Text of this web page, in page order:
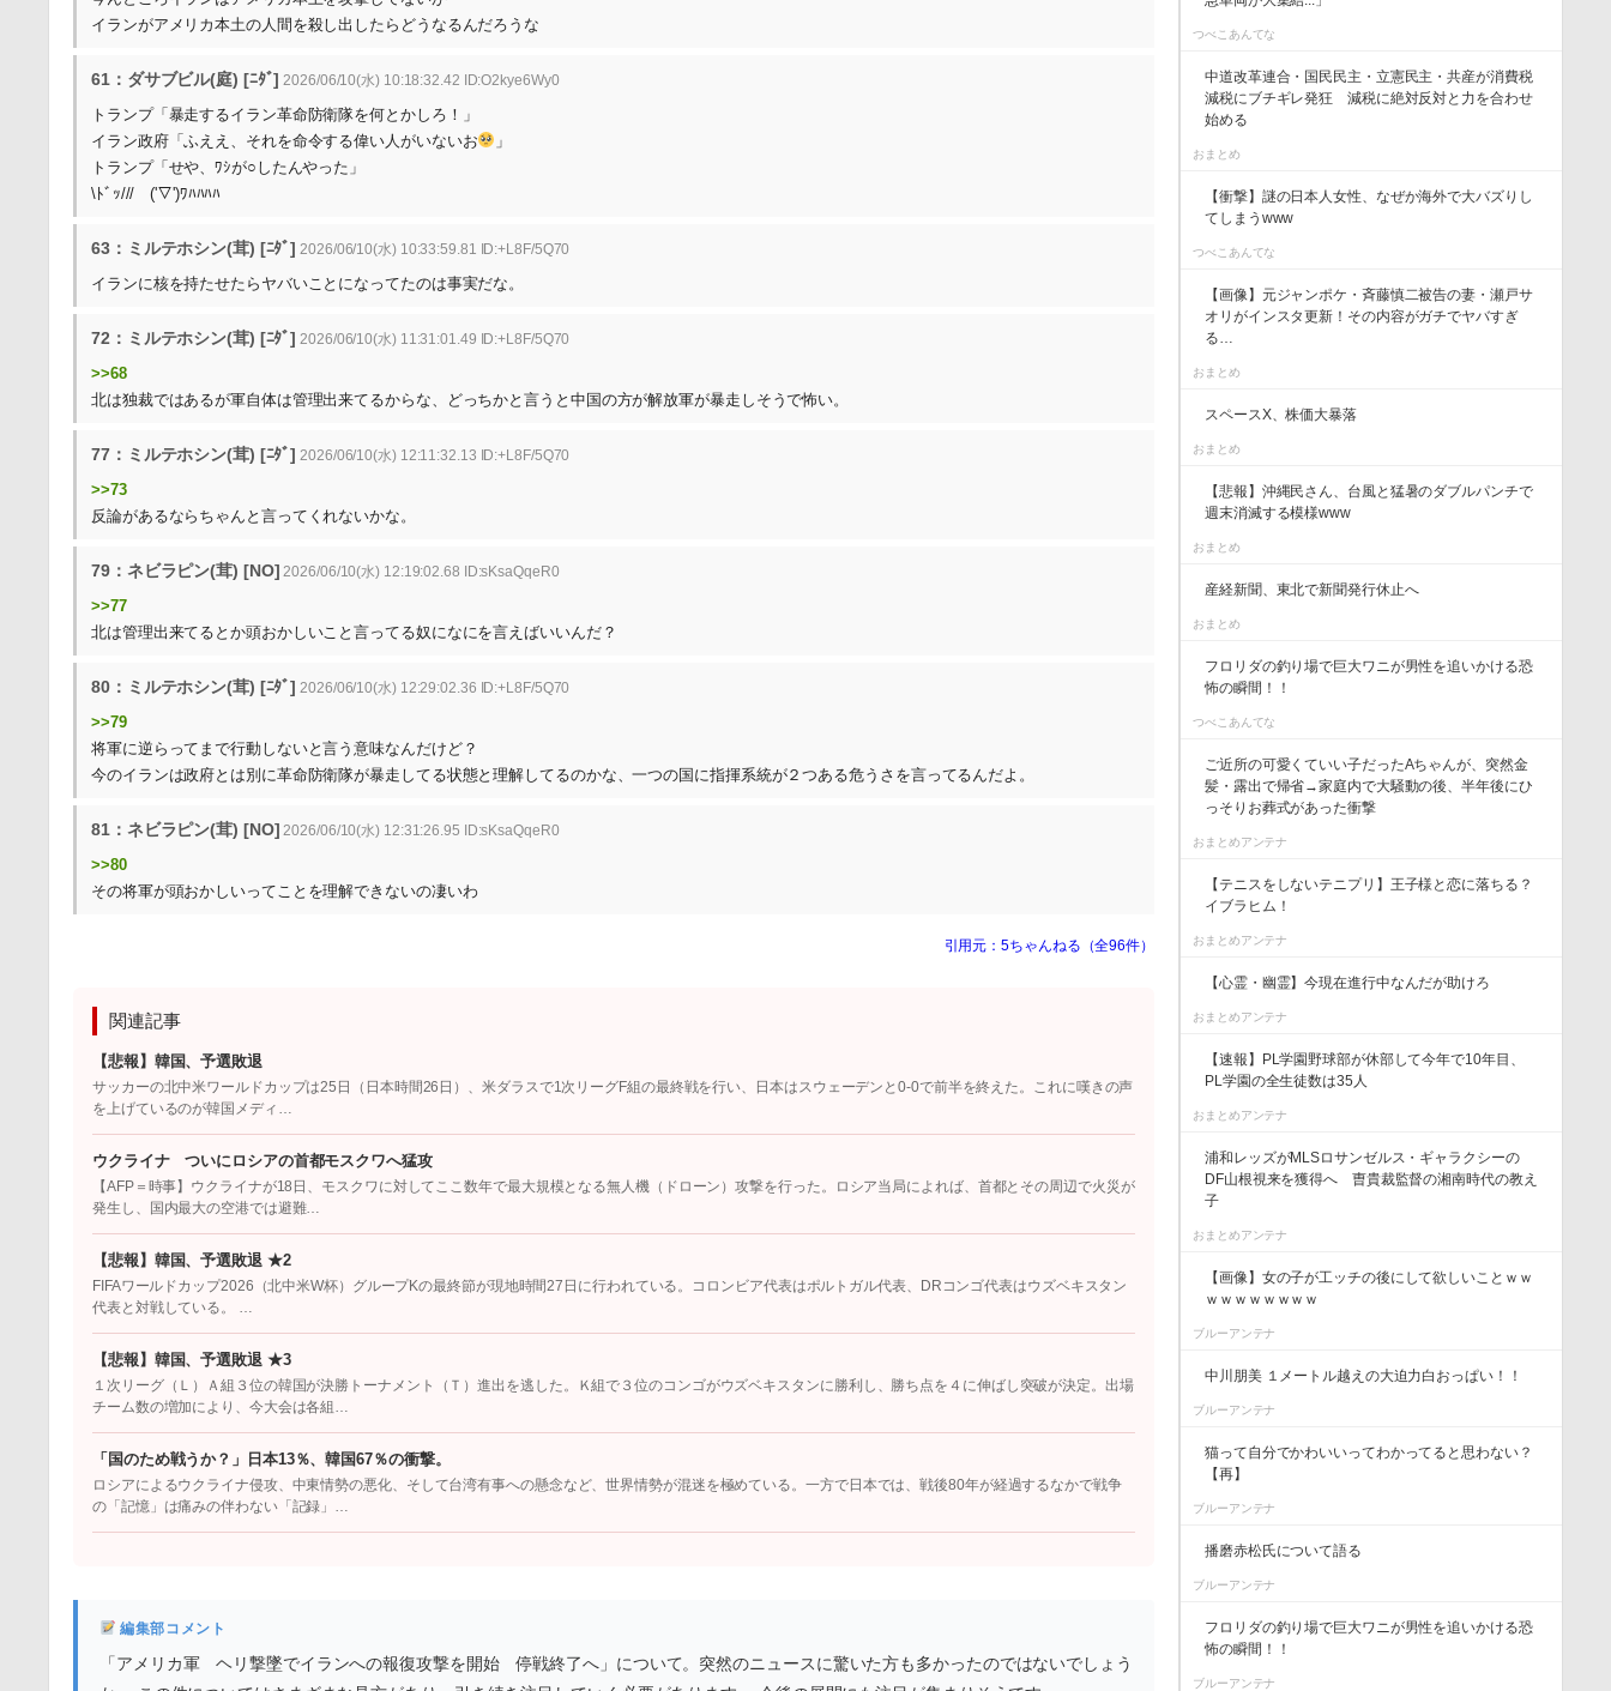
イランがアメリカ本土の人間を殺し出したらどうなるんだろうな
61：ダサブビル(庭) [ﾆﾀﾞ] 2026/06/10(水) 10:18:32.42 ID:O2kye6Wy0
トランプ「暴走するイラン革命防衛隊を何とかしろ！」
イラン政府「ふええ、それを命令する偉い人がいないお
」
トランプ「せや、ﾜｼが○したんやった」
\ﾄﾞｯ/// ('▽')ﾜﾊﾊﾊﾊ
63：ミルテホシン(茸) [ﾆﾀﾞ] 2026/06/10(水) 10:33:59.81 ID:+L8F/5Q70
イランに核を持たせたらヤバいことになってたのは事実だな。
72：ミルテホシン(茸) [ﾆﾀﾞ] 2026/06/10(水) 11:31:01.49 ID:+L8F/5Q70
>>68
北は独裁ではあるが軍自体は管理出来てるからな、どっちかと言うと中国の方が解放軍が暴走しそうで怖い。
77：ミルテホシン(茸) [ﾆﾀﾞ] 2026/06/10(水) 12:11:32.13 ID:+L8F/5Q70
>>73
反論があるならちゃんと言ってくれないかな。
79：ネビラピン(茸) [NO] 2026/06/10(水) 12:19:02.68 ID:sKsaQqeR0
>>77
北は管理出来てるとか頭おかしいこと言ってる奴になにを言えばいいんだ？
80：ミルテホシン(茸) [ﾆﾀﾞ] 2026/06/10(水) 12:29:02.36 ID:+L8F/5Q70
>>79
将軍に逆らってまで行動しないと言う意味なんだけど？
今のイランは政府とは別に革命防衛隊が暴走してる状態と理解してるのかな、一つの国に指揮系統が２つある危うさを言ってるんだよ。
81：ネビラピン(茸) [NO] 2026/06/10(水) 12:31:26.95 ID:sKsaQqeR0
>>80
その将軍が頭おかしいってことを理解できないの凄いわ
引用元：5ちゃんねる（全96件）
関連記事
【悲報】韓国、予選敗退
サッカーの北中米ワールドカップは25日（日本時間26日）、米ダラスで1次リーグF組の最終戦を行い、日本はスウェーデンと0-0で前半を終えた。これに嘆きの声
を上げているのが韓国メディ…
ウクライナ ついにロシアの首都モスクワへ猛攻
【AFP＝時事】ウクライナが18日、モスクワに対してここ数年で最大規模となる無人機（ドローン）攻撃を行った。ロシア当局によれば、首都とその周辺で火災が
発生し、国内最大の空港では避難…
【悲報】韓国、予選敗退 ★2
FIFAワールドカップ2026（北中米W杯）グループKの最終節が現地時間27日に行われている。コロンビア代表はポルトガル代表、DRコンゴ代表はウズベキスタン
代表と対戦している。 …
【悲報】韓国、予選敗退 ★3
１次リーグ（Ｌ）Ａ組３位の韓国が決勝トーナメント（Ｔ）進出を逃した。Ｋ組で３位のコンゴがウズベキスタンに勝利し、勝ち点を４に伸ばし突破が決定。出場
チーム数の増加により、今大会は各組…
「国のため戦うか？」日本13％、韓国67％の衝撃。
ロシアによるウクライナ侵攻、中東情勢の悪化、そして台湾有事への懸念など、世界情勢が混迷を極めている。一方で日本では、戦後80年が経過するなかで戦争
の「記憶」は痛みの伴わない「記録」…
編集部コメント
「アメリカ軍 ヘリ撃墜でイランへの報復攻撃を開始 停戦終了へ」について。突然のニュースに驚いた方も多かったのではないでしょう
つべこあんてな
中道改革連合・国民民主・立憲民主・共産が消費税
減税にブチギレ発狂 減税に絶対反対と力を合わせ
始める
おまとめ
【衝撃】謎の日本人女性、なぜか海外で大バズりし
てしまうwww
つべこあんてな
【画像】元ジャンポケ・斉藤慎二被告の妻・瀬戸サ
オリがインスタ更新！その内容がガチでヤバすぎ
る…
おまとめ
スペースX、株価大暴落
おまとめ
【悲報】沖縄民さん、台風と猛暑のダブルパンチで
週末消滅する模様www
おまとめ
産経新聞、東北で新聞発行休止へ
おまとめ
フロリダの釣り場で巨大ワニが男性を追いかける恐
怖の瞬間！！
つべこあんてな
ご近所の可愛くていい子だったAちゃんが、突然金
髪・露出で帰省→家庭内で大騒動の後、半年後にひ
っそりお葬式があった衝撃
おまとめアンテナ
【テニスをしないテニプリ】王子様と恋に落ちる？
イブラヒム！
おまとめアンテナ
【心霊・幽霊】今現在進行中なんだが助けろ
おまとめアンテナ
【速報】PL学園野球部が休部して今年で10年目、
PL学園の全生徒数は35人
おまとめアンテナ
浦和レッズがMLSロサンゼルス・ギャラクシーの
DF山根視来を獲得へ 曺貴裁監督の湘南時代の教え
子
おまとめアンテナ
【画像】女の子が工ッチの後にして欲しいことｗｗ
ｗｗｗｗｗｗｗｗ
ブルーアンテナ
中川朋美 １メートル越えの大迫力白おっぱい！！
ブルーアンテナ
猫って自分でかわいいってわかってると思わない？
【再】
ブルーアンテナ
播磨赤松氏について語る
ブルーアンテナ
フロリダの釣り場で巨大ワニが男性を追いかける恐
怖の瞬間！！
ブルーアンテナ